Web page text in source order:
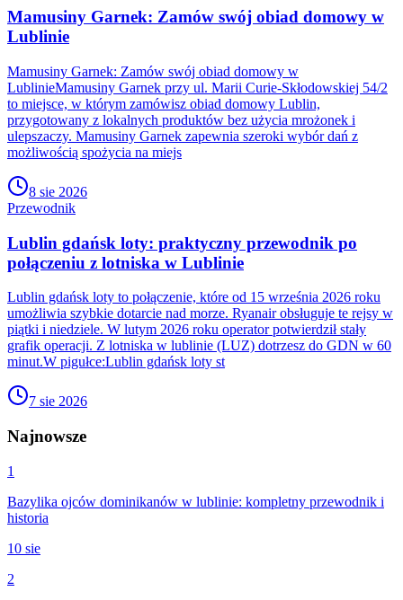
Mamusiny Garnek: Zamów swój obiad domowy w
Lublinie
Mamusiny Garnek: Zamów swój obiad domowy w
LublinieMamusiny Garnek przy ul. Marii Curie-Skłodowskiej 54/2
to miejsce, w którym zamówisz obiad domowy Lublin,
przygotowany z lokalnych produktów bez użycia mrożonek i
ulepszaczy. Mamusiny Garnek zapewnia szeroki wybór dań z
możliwością spożycia na miejs
8 sie 2026
Przewodnik
Lublin gdańsk loty: praktyczny przewodnik po
połączeniu z lotniska w Lublinie
Lublin gdańsk loty to połączenie, które od 15 września 2026 roku
umożliwia szybkie dotarcie nad morze. Ryanair obsługuje te rejsy w
piątki i niedziele. W lutym 2026 roku operator potwierdził stały
grafik operacji. Z lotniska w lublinie (LUZ) dotrzesz do GDN w 60
minut.W pigułce:Lublin gdańsk loty st
7 sie 2026
Najnowsze
1
Bazylika ojców dominikanów w lublinie: kompletny przewodnik i
historia
10 sie
2